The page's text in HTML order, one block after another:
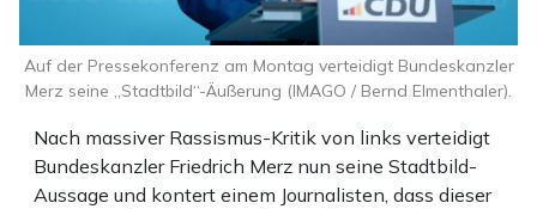
Nach massiver Rassismus-Kritik von links verteidigt
Bundeskanzler Friedrich Merz nun seine Stadtbild-
Aussage und kontert einem Journalisten, dass dieser
Auf der Pressekonferenz am Montag verteidigt Bundeskanzler
Merz seine „Stadtbild“-Äußerung (IMAGO / Bernd Elmenthaler).